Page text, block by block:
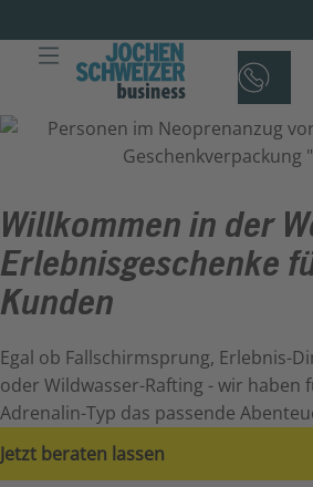
Willkommen in der
Erlebnisgeschenke
Kunden
Egal ob Fallschirmsprung, Erlebnis-
oder Wildwasser-Rafting - wir haben
Adrenalin-Typ das passende
Jetzt beraten lassen